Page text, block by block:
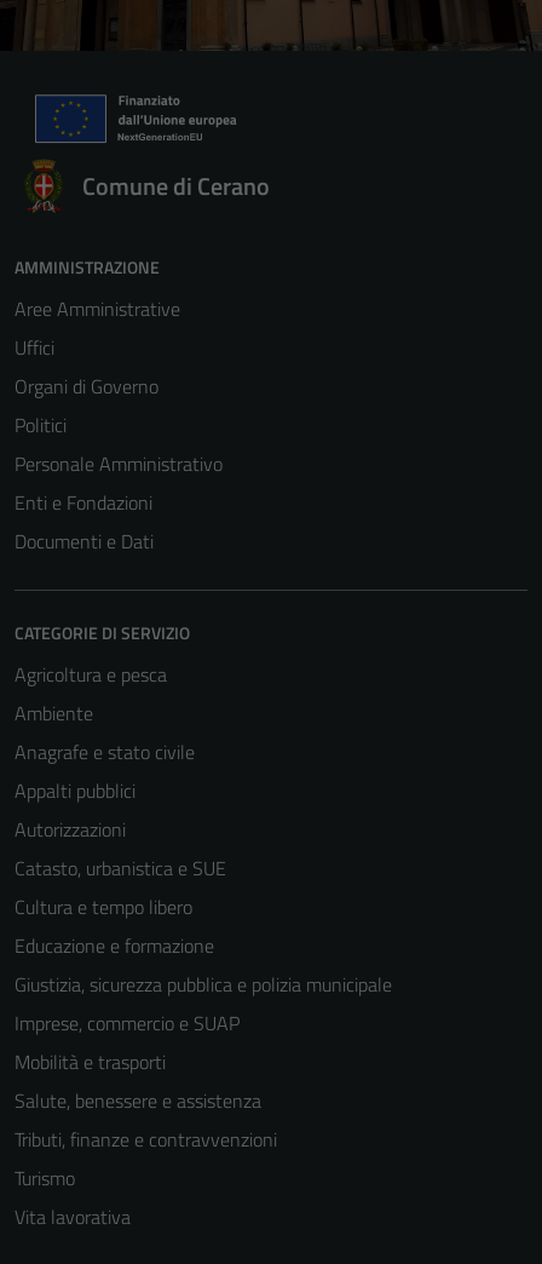
Comune di Cerano
AMMINISTRAZIONE
Aree Amministrative
Uffici
Organi di Governo
Politici
Personale Amministrativo
Enti e Fondazioni
Documenti e Dati
CATEGORIE DI SERVIZIO
Agricoltura e pesca
Ambiente
Anagrafe e stato civile
Appalti pubblici
Autorizzazioni
Catasto, urbanistica e SUE
Cultura e tempo libero
Educazione e formazione
Giustizia, sicurezza pubblica e polizia municipale
Imprese, commercio e SUAP
Mobilità e trasporti
Salute, benessere e assistenza
Tributi, finanze e contravvenzioni
Turismo
Vita lavorativa